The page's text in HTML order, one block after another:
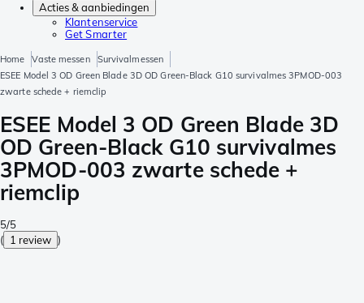
Acties & aanbiedingen
Klantenservice
Get Smarter
Home Vaste messen
Survivalmessen
ESEE Model 3 OD Green Blade 3D OD Green-Black G10 survivalmes 3PMOD-003
zwarte schede + riemclip
ESEE Model 3 OD Green Blade 3D
OD Green-Black G10 survivalmes
3PMOD-003 zwarte schede +
riemclip
5/5
( 1 review )